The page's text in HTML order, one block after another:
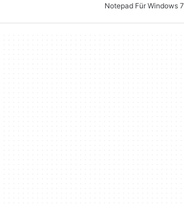
Notepad Für Windows 7